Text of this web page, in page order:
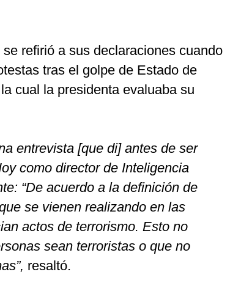
refirió a sus declaraciones cuando
tras el golpe de Estado de
cual la presidenta evaluaba su
entrevista [que di] antes de ser
como director de Inteligencia
“De acuerdo a la definición de
se vienen realizando en las
actos de terrorismo. Esto no
sean terroristas o que no
resaltó.